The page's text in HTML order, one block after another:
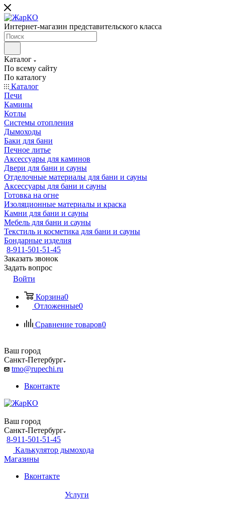
Интернет-магазин представительского класса
Каталог
По всему сайту
По каталогу
Каталог
Печи
Камины
Котлы
Системы отопления
Дымоходы
Баки для бани
Печное литье
Аксессуары для каминов
Двери для бани и сауны
Отделочные материалы для бани и сауны
Аксессуары для бани и сауны
Готовка на огне
Изоляционные материалы и краска
Камни для бани и сауны
Мебель для бани и сауны
Текстиль и косметика для бани и сауны
Бондарные изделия
8-911-501-51-45
Заказать звонок
Задать вопрос
Войти
Корзина0
Отложенные0
Сравнение товаров0
Ваш город
Санкт-Петербург
tmo@rupechi.ru
Вконтакте
Ваш город
Санкт-Петербург
8-911-501-51-45
Калькулятор дымохода
Магазины
Вконтакте
Услуги